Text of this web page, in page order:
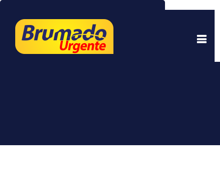
experiência. Ao continuar a navegar, você está
de acordo com isso.Saber mais.